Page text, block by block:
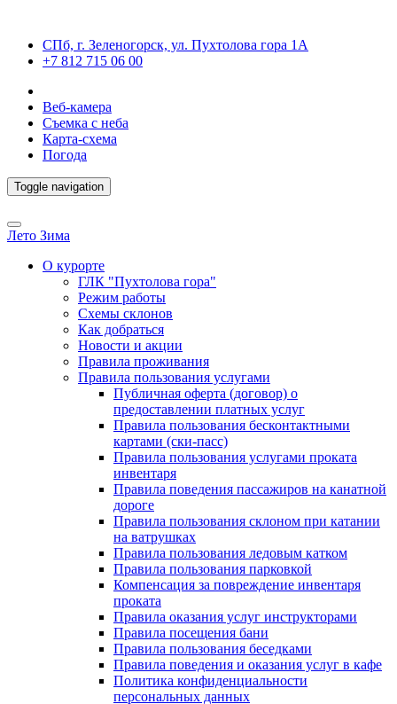
СПб, г. Зеленогорск, ул. Пухтолова гора 1А
+7 812 715 06 00
Веб-камера
Съемка с неба
Карта-схема
Погода
Toggle navigation
Лето Зима
О курорте
ГЛК "Пухтолова гора"
Режим работы
Схемы склонов
Как добраться
Новости и акции
Правила проживания
Правила пользования услугами
Публичная оферта (договор) о
предоставлении платных услуг
Правила пользования бесконтактными
картами (ски-пасс)
Правила пользования услугами проката
инвентаря
Правила поведения пассажиров на канатной
дороге
Правила пользования склоном при катании
на ватрушках
Правила пользования ледовым катком
Правила пользования парковкой
Компенсация за повреждение инвентаря
проката
Правила оказания услуг инструкторами
Правила посещения бани
Правила пользования беседками
Правила поведения и оказания услуг в кафе
Политика конфиденциальности
персональных данных